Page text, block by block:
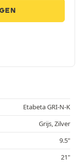
Etabeta GRI-N-K
Grijs, Zilver
9.5"
21"